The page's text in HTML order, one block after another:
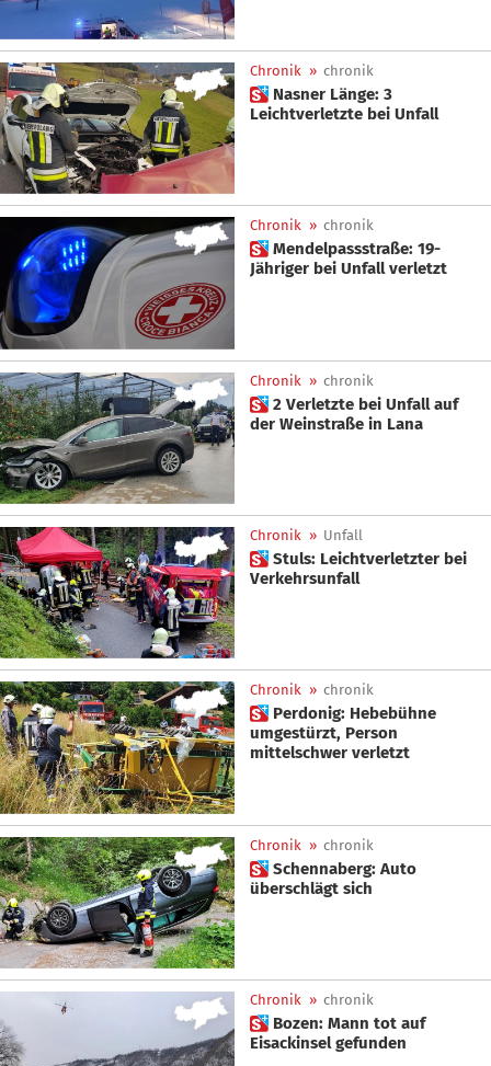
Chronik » chronik
 Nasner Länge: 3
Leichtverletzte bei Unfall
Chronik » chronik
 Mendelpassstraße: 19-
Jähriger bei Unfall verletzt
Chronik » chronik
 2 Verletzte bei Unfall auf
der Weinstraße in Lana
Chronik » Unfall
 Stuls: Leichtverletzter bei
Verkehrsunfall
Chronik » chronik
 Perdonig: Hebebühne
umgestürzt, Person
mittelschwer verletzt
Chronik » chronik
 Schennaberg: Auto
überschlägt sich
Chronik » chronik
 Bozen: Mann tot auf
Eisackinsel gefunden